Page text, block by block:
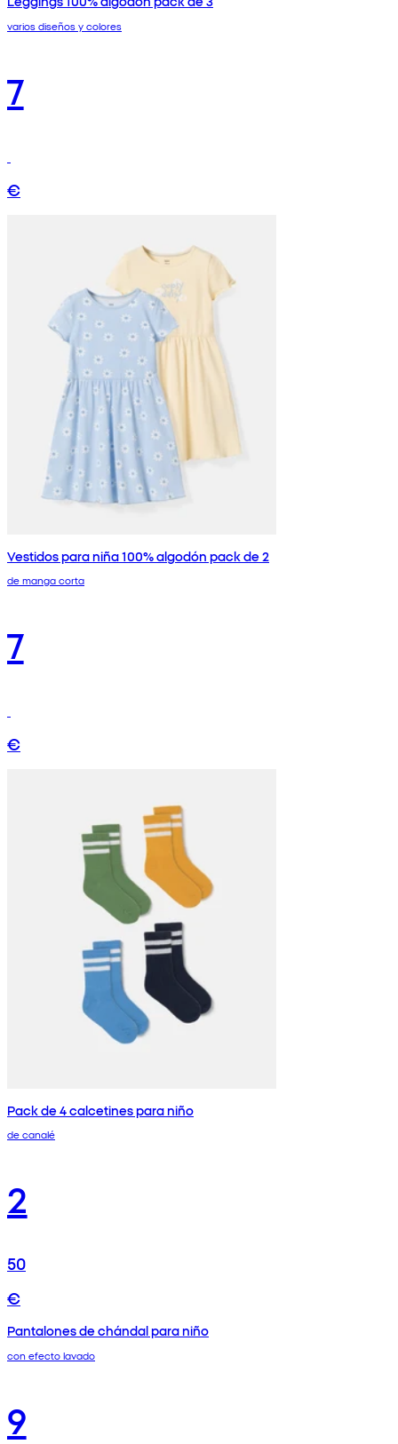
varios diseños y colores
7
€
Vestidos para niña 100% algodón pack de 2
de manga corta
7
€
Pack de 4 calcetines para niño
de canalé
2
50
€
Pantalones de chándal para niño
con efecto lavado
9